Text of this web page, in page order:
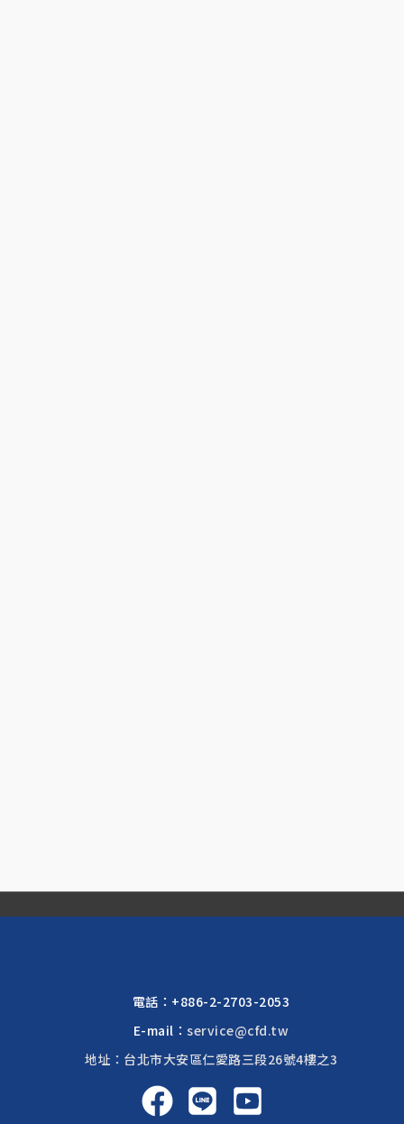
電話： +886-2-2703-2053
E-mail：service@cfd.tw
地址：台北市大安區仁愛路三段26號4樓之3